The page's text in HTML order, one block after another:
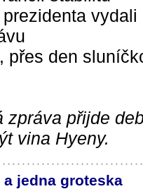
vydali
přes den
zpráva přijde
vina Hyeny.
jedna groteska